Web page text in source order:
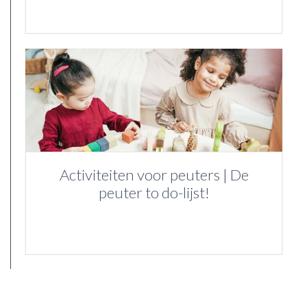
Activiteiten voor peuters | De
peuter to do-lijst!